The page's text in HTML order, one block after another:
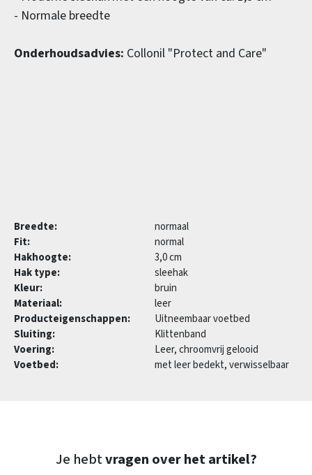
- Normale breedte
Onderhoudsadvies: Collonil "Protect and Care"
Breedte:
normaal
Fit:
normal
Hakhoogte:
3,0 cm
Hak type:
sleehak
Kleur:
bruin
Materiaal:
leer
Producteigenschappen:
Uitneembaar voetbed
Sluiting:
Klittenband
Voering:
Leer, chroomvrij gelooid
Voetbed:
met leer bedekt, verwisselbaar
Je hebtvragen over het artikel?